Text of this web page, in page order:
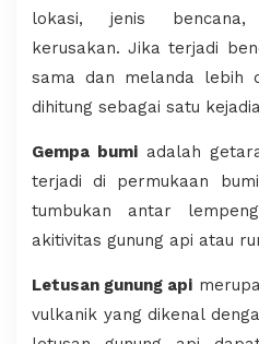
lokasi, jenis bencana,
kerusakan. Jika terjadi
sama dan melanda lebih
dihitung sebagai satu
Gempa bumiadalah
terjadi di permukaan
tumbukan antar
akitivitas gunung api atau
Letusan gunung api
vulkanik yang dikenal